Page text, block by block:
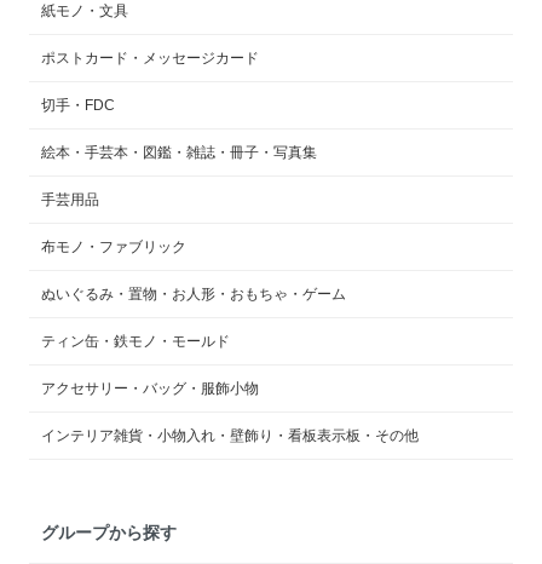
紙モノ・文具
ポストカード・メッセージカード
切手・FDC
絵本・手芸本・図鑑・雑誌・冊子・写真集
手芸用品
布モノ・ファブリック
ぬいぐるみ・置物・お人形・おもちゃ・ゲーム
ティン缶・鉄モノ・モールド
アクセサリー・バッグ・服飾小物
インテリア雑貨・小物入れ・壁飾り・看板表示板・その他
グループから探す